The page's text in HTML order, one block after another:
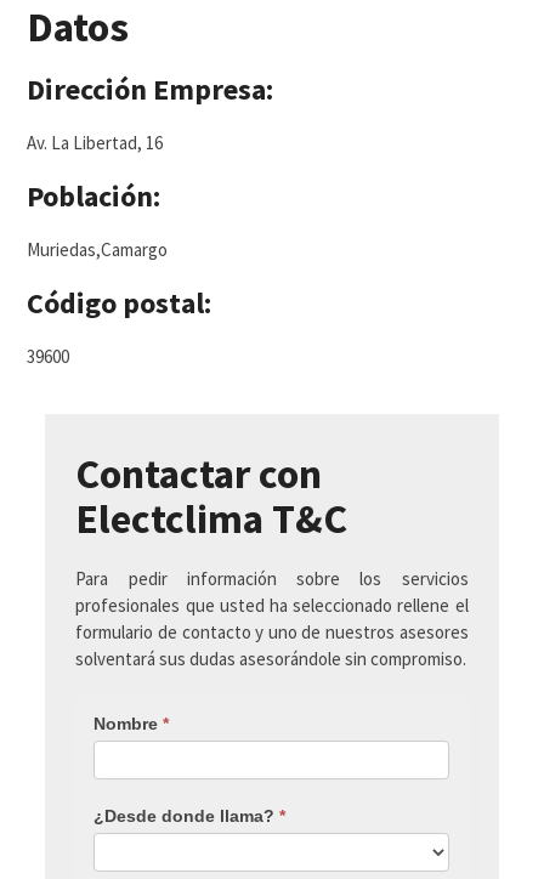
Datos
Dirección Empresa:
Av. La Libertad, 16
Población:
Muriedas,Camargo
Código postal:
39600
Contactar con
Electclima T&C
Para pedir información sobre los servicios
profesionales que usted ha seleccionado rellene el
formulario de contacto y uno de nuestros asesores
solventará sus dudas asesorándole sin compromiso.
Nombre*
¿Desde donde llama?*